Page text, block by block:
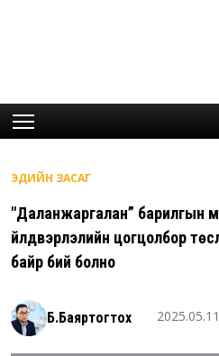
ЭДИЙН ЗАСАГ
"Даланжаргалан” барилгын
үйлдвэрлэлийн цогцолбор
байр бий болно
Б.Баяртогтох 2025.05.11